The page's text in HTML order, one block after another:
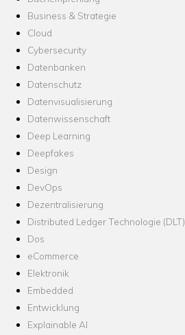
Business & Strategie
Cloud
Cybersecurity
Datenbanken
Datenschutz
Datenvisualisierung
Datenwissenschaft
Deep Learning
Deepfakes
Design
DevOps
Dezentralisierung
Distributed Ledger Technologie (DLT)
Dos
eCommerce
Elektronik
Embedded
Entwicklung
Explainable AI